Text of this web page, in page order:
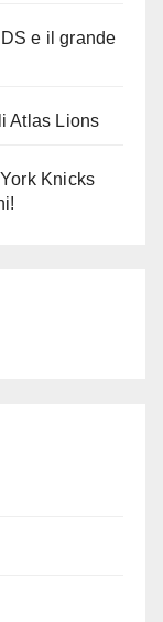
e il grande
Atlas Lions
Knicks